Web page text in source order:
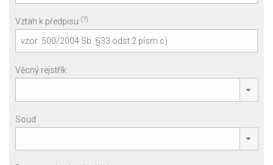
Vztah k předpisu (?)
Věcný rejstřík
Soud